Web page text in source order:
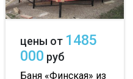
цены от 1485
000 руб
Баня «Финская» из